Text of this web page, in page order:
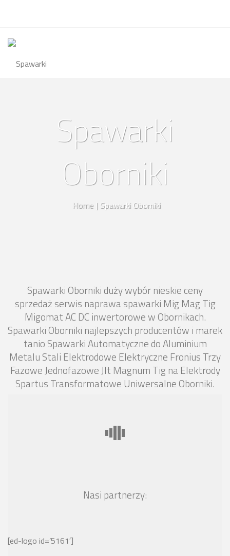
Spawarki
Oborniki
Home | Spawarki Oborniki
Spawarki Oborniki duży wybór nieskie ceny
sprzedaż serwis naprawa spawarki Mig Mag Tig
Migomat AC DC inwertorowe w Obornikach.
Spawarki Oborniki najlepszych producentów i marek
tanio Spawarki Automatyczne do Aluminium
Metalu Stali Elektrodowe Elektryczne Fronius Trzy
Fazowe Jednofazowe Jlt Magnum Tig na Elektrody
Spartus Transformatowe Uniwersalne Oborniki.
Nasi partnerzy:
[ed-logo id=’5161′]